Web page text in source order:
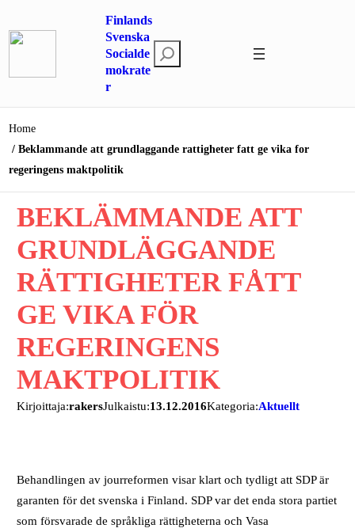
till
Finlands
Svenska
Socialde
mokrate
r
ö
Home
Beklammande att grundlaggande rattigheter fatt ge vika for
regeringens maktpolitik
BEKLÄMMANDE ATT
GRUNDLÄGGANDE
RÄTTIGHETER FÅTT
GE VIKA FÖR
REGERINGENS
MAKTPOLITIK
Kirjoittaja:rakersJulkaistu:13.12.2016Kategoria:Aktuellt
Behandlingen av jourreformen visar klart och tydligt att SDP är
garanten för det svenska i Finland. SDP var det enda stora partiet
som försvarade de språkliga rättigheterna och Vasa